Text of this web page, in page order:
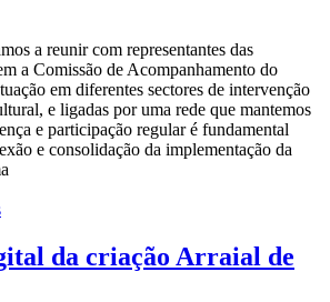
a reunir com representantes das
a Comissão de Acompanhamento do
em diferentes sectores de intervenção
e ligadas por uma rede que mantemos
e participação regular é fundamental
e consolidação da implementação da
da criação Arraial de